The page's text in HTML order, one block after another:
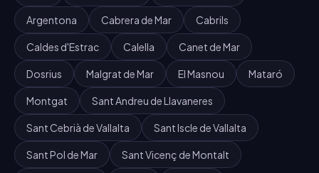
Argentona Cabrera de Mar Cabrils
Caldes d'Estrac Calella Canet de Mar
Dosrius Malgrat de Mar El Masnou Mataró
Montgat Sant Andreu de Llavaneres
Sant Cebrià de Vallalta Sant Iscle de Vallalta
Sant Pol de Mar Sant Vicenç de Montalt